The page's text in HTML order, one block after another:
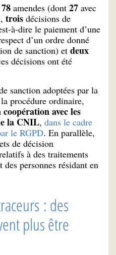
78 amendes (dont 27 avec
trois décisions de
à-dire le paiement d’une
d’un ordre donné
de sanction) et deux
décisions ont été
sanction adoptées par la
procédure ordinaire,
coopération avec les
la CNIL, dans le cadre
le RGPD. En parallèle,
de décision
à des traitements
personnes résidant en
: des
plus être